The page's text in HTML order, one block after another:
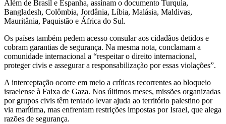
Além de Brasil e Espanha, assinam o documento Turquia,
Bangladesh, Colômbia, Jordânia, Líbia, Malásia, Maldivas,
Mauritânia, Paquistão e África do Sul.
Os países também pedem acesso consular aos cidadãos detidos e
cobram garantias de segurança. Na mesma nota, conclamam a
comunidade internacional a “respeitar o direito internacional,
proteger civis e assegurar a responsabilização por essas violações”.
A interceptação ocorre em meio a críticas recorrentes ao bloqueio
israelense à Faixa de Gaza. Nos últimos meses, missões organizadas
por grupos civis têm tentado levar ajuda ao território palestino por
via marítima, mas enfrentam restrições impostas por Israel, que alega
razões de segurança.